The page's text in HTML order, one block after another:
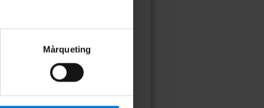
Màrqueting
per tal d’augmentar el
diferents ciutats: Barcelona,